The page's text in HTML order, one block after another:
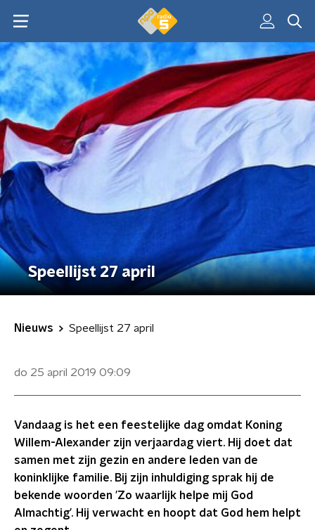
Speellijst 27 april
Nieuws Speellijst 27 april
do 25 april 2019 09:09
Vandaag is het een feestelijke dag omdat Koning
Willem-Alexander zijn verjaardag viert. Hij doet dat
samen met zijn gezin en andere leden van de
koninklijke familie. Bij zijn inhuldiging sprak hij de
bekende woorden ’Zo waarlijk helpe mij God
Almachtig’. Hij verwacht en hoopt dat God hem helpt